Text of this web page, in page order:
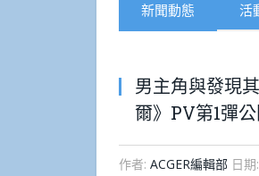
新聞動態 活
男主角與發現
爾》PV第1彈
作者: ACGER編輯部 日期: